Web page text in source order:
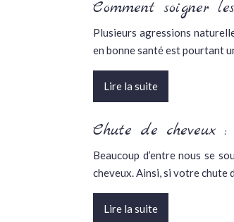
Comment soigner
Plusieurs agressions
en bonne santé est pourtant
Lire la suite
Chute de cheveux
Beaucoup d’entre nous se
cheveux. Ainsi, si votre chute
Lire la suite